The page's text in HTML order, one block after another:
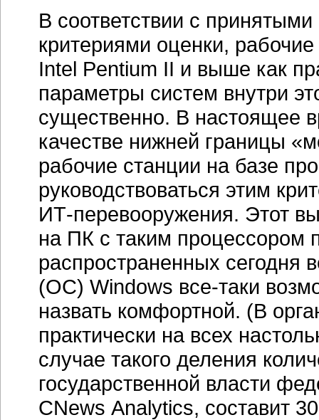
В соответствии с принятыми
критериями оценки,
Intel Pentium II и выше как
параметры систем внутри
существенно. В настоящее
качестве нижней границы
рабочие станции на базе
руководствоваться этим
ИТ-перевооружения. Этот
на ПК с таким процессором
распространенных сегодня
(ОС) Windows все-таки
назвать комфортной. (В
практически на всех
случае такого деления
государственной власти
CNews Analytics, составит